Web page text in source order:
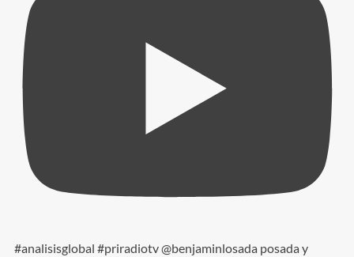
#analisisglobal #priradiotv @benjaminlosada posada y